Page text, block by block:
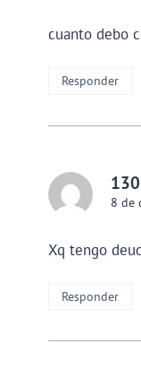
cuanto debo
Responder
8 de
Xq tengo
Responder